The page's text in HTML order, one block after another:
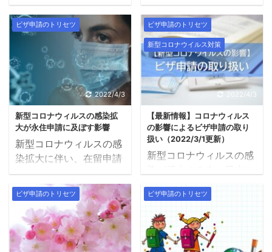
変更や、高度人材ポイン
トを活用する永住申請
に、数多く取り組んでい
ます。 最近では、香港、
台湾など、海外在住の方
から、相談いただくこと
も増えています。 この記
事では、高度専門職ビザ
について、わかりやすく
解説します。 高度専門
職ビザ（在留資格「高度
格「高度専門職」は、平
成24（2012）年5月に導
入された、比較的新しい
在留資格です。 日本の経
済活性化や国際競争力の
る”専門的な言葉”を、”わ
かりやすい言葉”に言い
かえています。より詳し
い情報は、出入国在留管
理庁にお問い合わせくだ
さい。 令和4（2022）
年3月1日 外国人の新規
入国制限の見直しについ
て、発表がありました。
入国の条件 外国人を受け
入れる日本国内の企業・
団体が、厚生労働省の入
国者健康管理システム
すること。 入国できるケ
ース 令和4（2022）年3
月1日午前0時（日本時
ビザ申請のトリセツ
2022/4/3
新型コロナウィルスの感染拡
大が永住申請に及ぼす影響
新型コロナウィルスの感
染拡大に伴い、在留申請
についても様々な特例措
置が出されています。そ
れらの措置は、主に、帰
国できないことや入管の
窓口に行けないことに伴
う、在留期限の猶予に関
ビザ申請のトリセツ
新型コロナウイルス対策
2022/4/3
【最新情報】コロナウィルス
の影響によるビザ申請の取り
扱い（2022/3/1更新）
新型コロナウィルスの感
滞在中の外国人や、外国
人を雇用する企業などか
ら、ビザ申請に関する問
い合わせが増えていま
す。 この記事では、新型
ビザ申請のトリセツ ビザ申請のトリセツ